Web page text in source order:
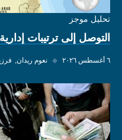
تحليل موجز
التوصل إلى ترتيبات
٦ أغسطس ٢٠٢٦ ◆ نعوم ريدان